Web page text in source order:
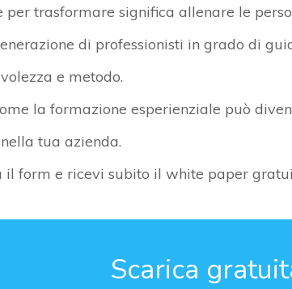
per trasformare significa allenare le
di professionisti in grado di
e metodo.
la formazione esperienziale può
tua azienda.
il form e ricevi subito il white paper
Scarica